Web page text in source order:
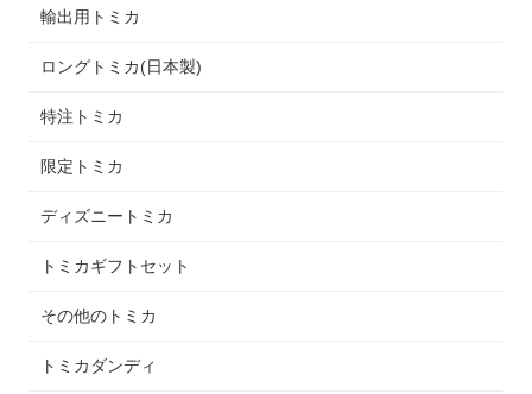
輸出用トミカ
ロングトミカ(日本製)
特注トミカ
限定トミカ
ディズニートミカ
トミカギフトセット
その他のトミカ
トミカダンディ